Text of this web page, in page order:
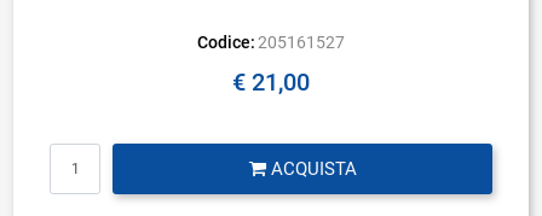
Codice: 205161527
€ 21,00
ACQUISTA